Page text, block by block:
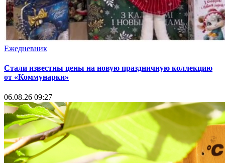
Ежедневник
Стали известны цены на новую праздничную коллекцию
от «Коммунарки»
06.08.26 09:27